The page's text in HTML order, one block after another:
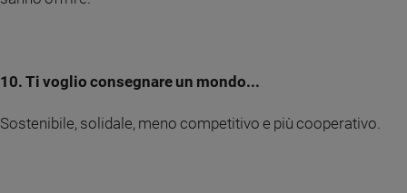
10. Ti voglio consegnare un mondo...
Sostenibile, solidale, meno competitivo e più cooperativo.